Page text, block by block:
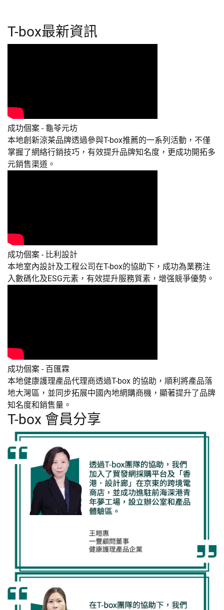
T-box最新資訊
成功個案 - 龜苓元坊
本地創新涼茶品牌透過參與T-box推薦的一系列活動，不僅
掌握了網絡行銷技巧，有效提升品牌知名度，更成功開拓多
元銷售渠道。
成功個案 - 比利設計
本地室內設計及工程公司在T-box的協助下，成功為業務注
入數碼化及ESG元素，有效提升服務質素，增强競爭優勢。
成功個案 - 百匯霖
本地健康護理產品代理商透過T-box 的協助，順利將產品落
地大灣區，並同步拓展中國內地網購商機，顯著提升了品牌
知名度和銷售量。
T-box 會員分享